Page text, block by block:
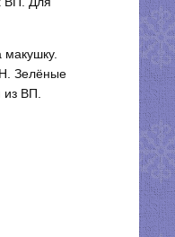
Зелёные
ВП.